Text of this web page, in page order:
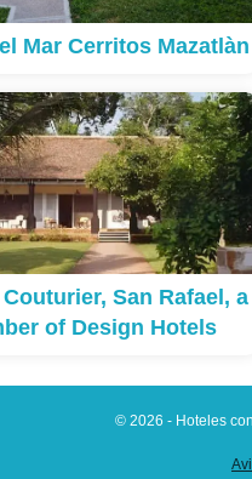
Mar Cerritos Mazatlàn
San Rafael, a
of Design Hotels
© 2026 - Hoteles